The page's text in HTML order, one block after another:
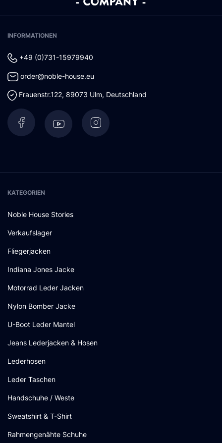
INFORMATIONEN
+49 (0)731-15979940
order@noble-house.eu
Frauenstr.122, 89073 Ulm, Deutschland
KATEGORIEN
Noble House Stories
Verkaufslager
Fliegerjacken
Indiana Jones Jacke
Motorrad Leder Jacken
Nylon Bomber Jacke
U-Boot Leder Mantel
Jeans Lederjacken & Hosen
Lederhosen
Leder Taschen
Handschuhe / Weste
Sweatshirt & T-Shirt
Rahmengenähte Schuhe